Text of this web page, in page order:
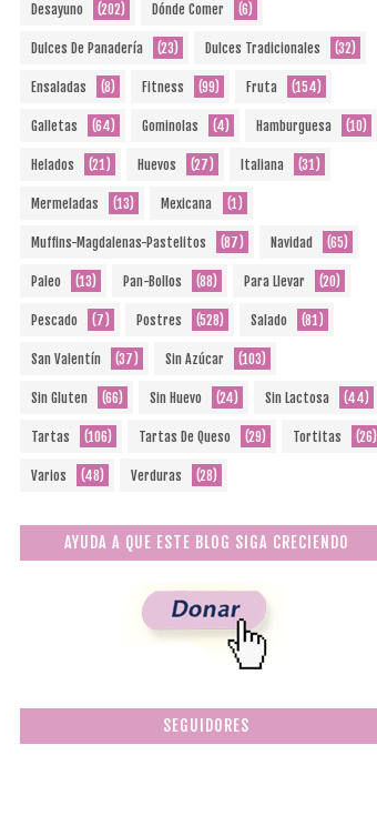
Desayuno (202) Dónde Comer (6)
Dulces De Panadería (23) Dulces Tradicionales (32)
Ensaladas (8) Fitness (99) Fruta (154)
Galletas (64) Gominolas (4) Hamburguesa (10)
Helados (21) Huevos (27) Italiana (31)
Mermeladas (13) Mexicana (1)
Muffins-Magdalenas-Pastelitos (87) Navidad (65)
Paleo (13) Pan-Bollos (88) Para Llevar (20)
Pescado (7) Postres (528) Salado (81)
San Valentín (37) Sin Azúcar (103)
Sin Gluten (66) Sin Huevo (24) Sin Lactosa (44)
Tartas (106) Tartas De Queso (29) Tortitas (26)
Varios (48) Verduras (28)
AYUDA A QUE ESTE BLOG SIGA CRECIENDO
SEGUIDORES